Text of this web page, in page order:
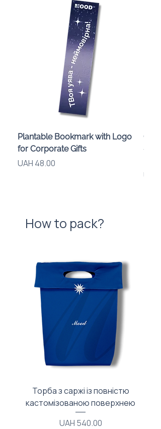
Plantable Bookmark with Logo
for Corporate Gifts
Price
UAH 48.00
Price
UAH
How to pack?
Торба з саржі із повністю
кастомізованою поверхнею
Price
UAH 540.00